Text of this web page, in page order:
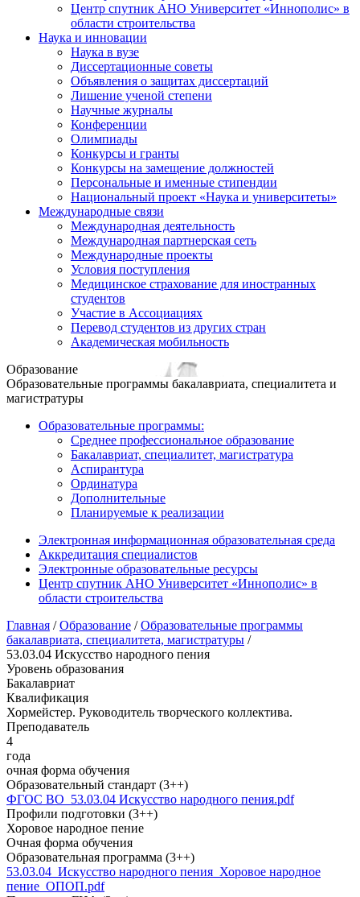
Центр спутник АНО Университет «Иннополис» в
области строительства
Наука и инновации
Наука в вузе
Диссертационные советы
Объявления о защитах диссертаций
Лишение ученой степени
Научные журналы
Конференции
Олимпиады
Конкурсы и гранты
Конкурсы на замещение должностей
Персональные и именные стипендии
Национальный проект «Наука и университеты»
Международные связи
Международная деятельность
Международная партнерская сеть
Международные проекты
Условия поступления
Медицинское страхование для иностранных
студентов
Участие в Ассоциациях
Перевод студентов из других стран
Академическая мобильность
Образование
Образовательные программы бакалавриата, специалитета и
магистратуры
Образовательные программы:
Среднее профессиональное образование
Бакалавриат, специалитет, магистратура
Аспирантура
Ординатура
Дополнительные
Планируемые к реализации
Электронная информационная образовательная среда
Аккредитация специалистов
Электронные образовательные ресурсы
Центр спутник АНО Университет «Иннополис» в
области строительства
Главная /Образование /Образовательные программы
бакалавриата, специалитета, магистратуры /
53.03.04 Искусство народного пения
Уровень образования
Бакалавриат
Квалификация
Хормейстер. Руководитель творческого коллектива.
Преподаватель
4
года
очная форма обучения
Образовательный стандарт (3++)
ФГОС ВО_53.03.04 Искусство народного пения.pdf
Профили подготовки (3++)
Хоровое народное пение
Очная форма обучения
Образовательная программа (3++)
53.03.04_Искусство народного пения_Хоровое народное
пение_ОПОП.pdf